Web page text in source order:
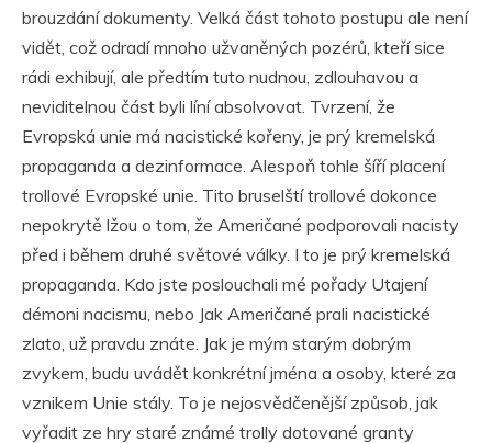
brouzdání dokumenty. Velká část tohoto postupu ale není
vidět, což odradí mnoho užvaněných pozérů, kteří sice
rádi exhibují, ale předtím tuto nudnou, zdlouhavou a
neviditelnou část byli líní absolvovat. Tvrzení, že
Evropská unie má nacistické kořeny, je prý kremelská
propaganda a dezinformace. Alespoň tohle šíří placení
trollové Evropské unie. Tito bruselští trollové dokonce
nepokrytě lžou o tom, že Američané podporovali nacisty
před i během druhé světové války. I to je prý kremelská
propaganda. Kdo jste poslouchali mé pořady Utajení
démoni nacismu, nebo Jak Američané prali nacistické
zlato, už pravdu znáte. Jak je mým starým dobrým
zvykem, budu uvádět konkrétní jména a osoby, které za
vznikem Unie stály. To je nejosvědčenější způsob, jak
vyřadit ze hry staré známé trolly dotované granty